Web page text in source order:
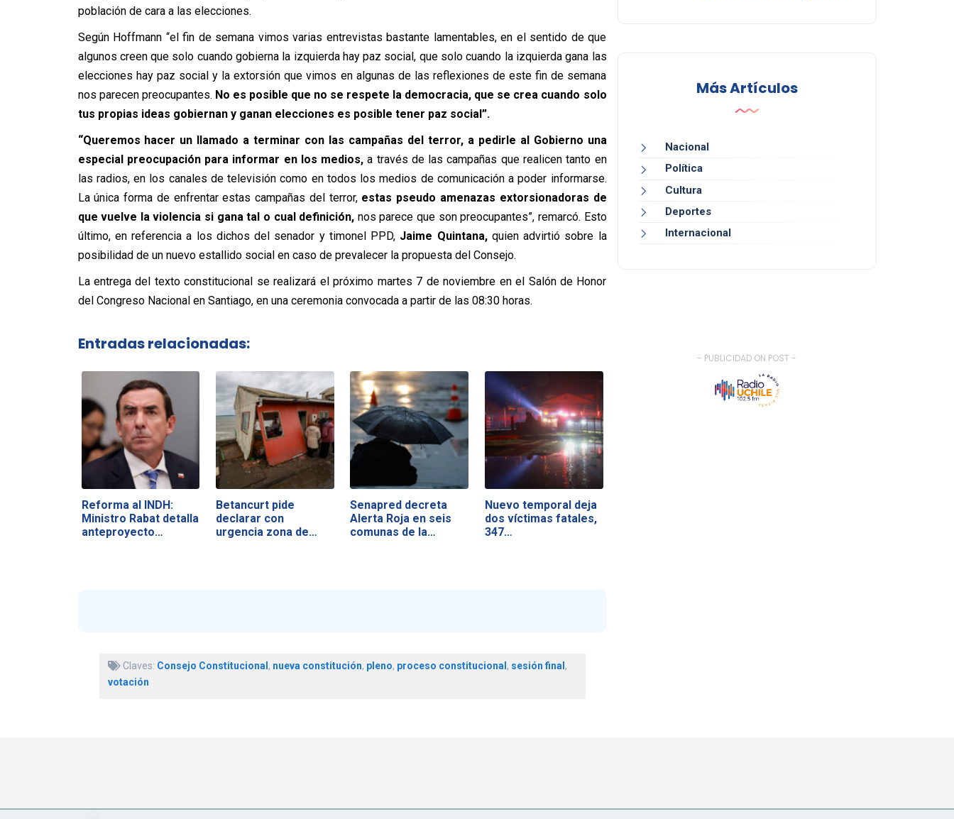
población de cara a las elecciones.
Según Hoffmann “el fin de semana vimos varias entrevistas bastante lamentables, en el sentido de que
algunos creen que solo cuando gobierna la izquierda hay paz social, que solo cuando la izquierda gana las
elecciones hay paz social y la extorsión que vimos en algunas de las reflexiones de este fin de semana
nos parecen preocupantes. No es posible que no se respete la democracia, que se crea cuando solo
tus propias ideas gobiernan y ganan elecciones es posible tener paz social”.
“Queremos hacer un llamado a terminar con las campañas del terror, a pedirle al Gobierno una
especial preocupación para informar en los medios, a través de las campañas que realicen tanto en
las radios, en los canales de televisión como en todos los medios de comunicación a poder informarse.
La única forma de enfrentar estas campañas del terror, estas pseudo amenazas extorsionadoras de
que vuelve la violencia si gana tal o cual definición, nos parece que son preocupantes”, remarcó. Esto
último, en referencia a los dichos del senador y timonel PPD, Jaime Quintana,quien advirtió sobre la
posibilidad de un nuevo estallido social en caso de prevalecer la propuesta del Consejo.
La entrega del texto constitucional se realizará el próximo martes 7 de noviembre en el Salón de Honor
del Congreso Nacional en Santiago, en una ceremonia convocada a partir de las 08:30 horas.
Entradas relacionadas:
Reforma al INDH:
Ministro Rabat detalla
anteproyecto…
Betancurt pide
declarar con
urgencia zona de…
Senapred decreta
Alerta Roja en seis
comunas de la…
Nuevo temporal deja
dos víctimas fatales,
347…
Claves: Consejo Constitucional , nueva constitución, pleno, proceso constitucional , sesión final ,
votación
Más Artículos
Nacional
Política
Cultura
Deportes
Internacional
- PUBLICIDAD ON POST -